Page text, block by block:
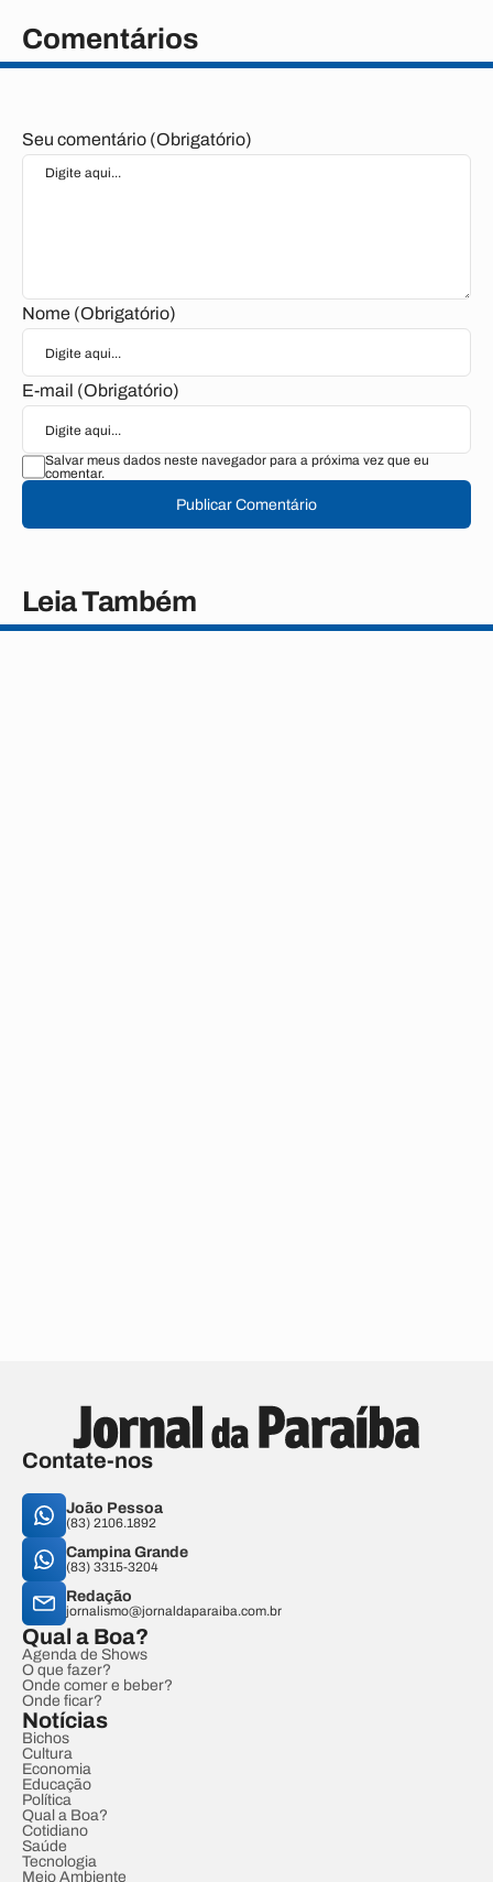
Comentários
Seu comentário (Obrigatório)
Nome (Obrigatório)
E-mail (Obrigatório)
Salvar meus dados neste navegador para a próxima vez que eu
comentar.
Publicar Comentário
Leia Também
Contate-nos
João Pessoa
(83) 2106.1892
Campina Grande
(83) 3315-3204
Redação
jornalismo@jornaldaparaiba.com.br
Qual a Boa?
Agenda de Shows
O que fazer?
Onde comer e beber?
Onde ficar?
Notícias
Bichos
Cultura
Economia
Educação
Política
Qual a Boa?
Cotidiano
Saúde
Tecnologia
Meio Ambiente